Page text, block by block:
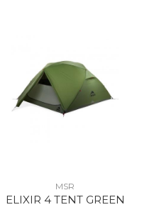
MSR
ELIXIR 4 TENT GREEN